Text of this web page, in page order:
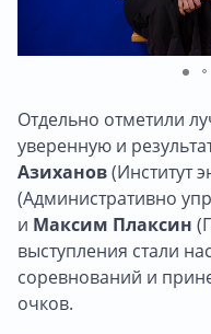
Отдельно отметили
уверенную и
Азиханов(Институт
(Административно
и Максим Плаксин
выступления стали
соревнований и
очков.